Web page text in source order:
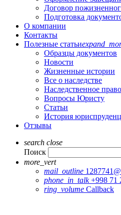
Договор
Подготовка
О компании
Контакты
Полезные статьи
Образцы документов
Новости
Жизненные истории
Все о наследстве
Наследственное право
Вопросы Юристу
Статьи
История
Отзывы
search close
Поиск
more_vert
mail_outline
phone_in_talk +998 71
ring_volume Callback